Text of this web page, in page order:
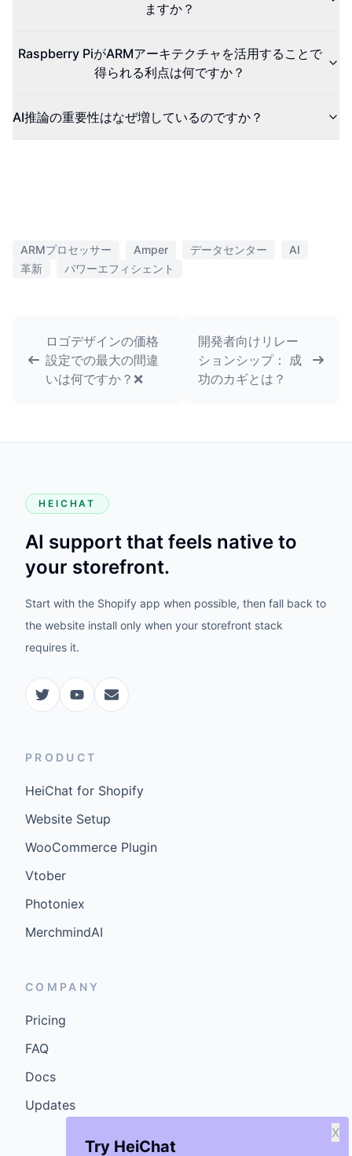
ますか？
Raspberry PiがARMアーキテクチャを活用することで
得られる利点は何ですか？
AI推論の重要性はなぜ増しているのですか？
Try HeiChat
X
ARMプロセッサー Amper データセンター
AI
革新
パワーエフィシェント
ロゴデザインの価格
設定での最大の間違
いは何ですか？❌
開発者向けリレー
ションシップ： 成
功のカギとは？
HEICHAT
AI support that feels native to
your storefront.
Start with the Shopify app when possible, then fall back to
the website install only when your storefront stack
requires it.
PRODUCT
HeiChat for Shopify
Website Setup
WooCommerce Plugin
Vtober
Photoniex
MerchmindAI
COMPANY
Pricing
FAQ
Docs
Updates